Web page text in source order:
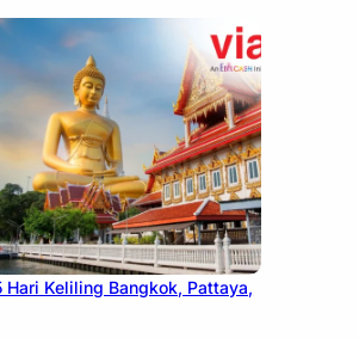
Hari Keliling Bangkok, Pattaya,